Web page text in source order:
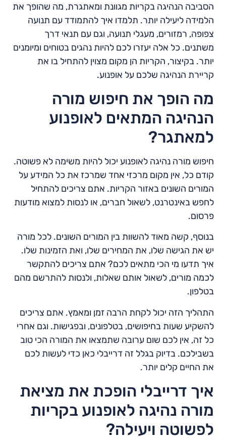
הסביבה הנהיגה בקריות מגוונת ומאתגרת, מה שהופך את
הלמידה ליעילה יותר. תלמדו איך להתמודד עם תנועה
צפופה, רמזורים, מעגלי תנועה, וגם עם תנאי דרך
משתנים. כל אלה יעזרו לכם להיות נהגים בטוחים ומיומנים
יותר. בקיצור, הקריות הן מקום מצוין להתחיל בו את
קריירת הנהיגה שלכם על אופנוע.
מה הופך את חיפוש מורה
הנהיגה המתאים לאופנוע
למאתגר?
חיפוש מורה נהיגה לאופנוע יכול להיות משימה לא פשוטה.
קודם כל, אין מקום מרכזי אחד שמרכז את כל המידע על
המורים השונים באזור הקריות. אתם צריכים להתחיל
לחפש באינטרנט, לשאול חברים, או לנסות למצוא מודעות
פרסום.
בנוסף, קשה מאוד להשוות בין המורים השונים. לכל מורה
יש את הגישה שלו, את המחירים שלו, ואת הזמינות שלו.
איך תדעו מי הכי מתאים לכם? אתם צריכים להתקשר
לכמה מורים, לשאול אותם שאלות, ולנסות להתרשם מהם
בטלפון.
התהליך הזה יכול לקחת הרבה זמן ומאמץ. אתם צריכים
להשקיע שעות בחיפושים, בטלפונים, ובפגישות. וגם אחרי
כל זה, אין לכם שום ערובה שתמצאו את המורה הכי טוב
בשבילכם. בדיוק בגלל זה דרייבלי כאן כדי לעשות לכם
את החיים קלים יותר.
איך דרייבלי הופכת את מציאת
מורה נהיגה לאופנוע בקריות
לפשוטה ויעילה?